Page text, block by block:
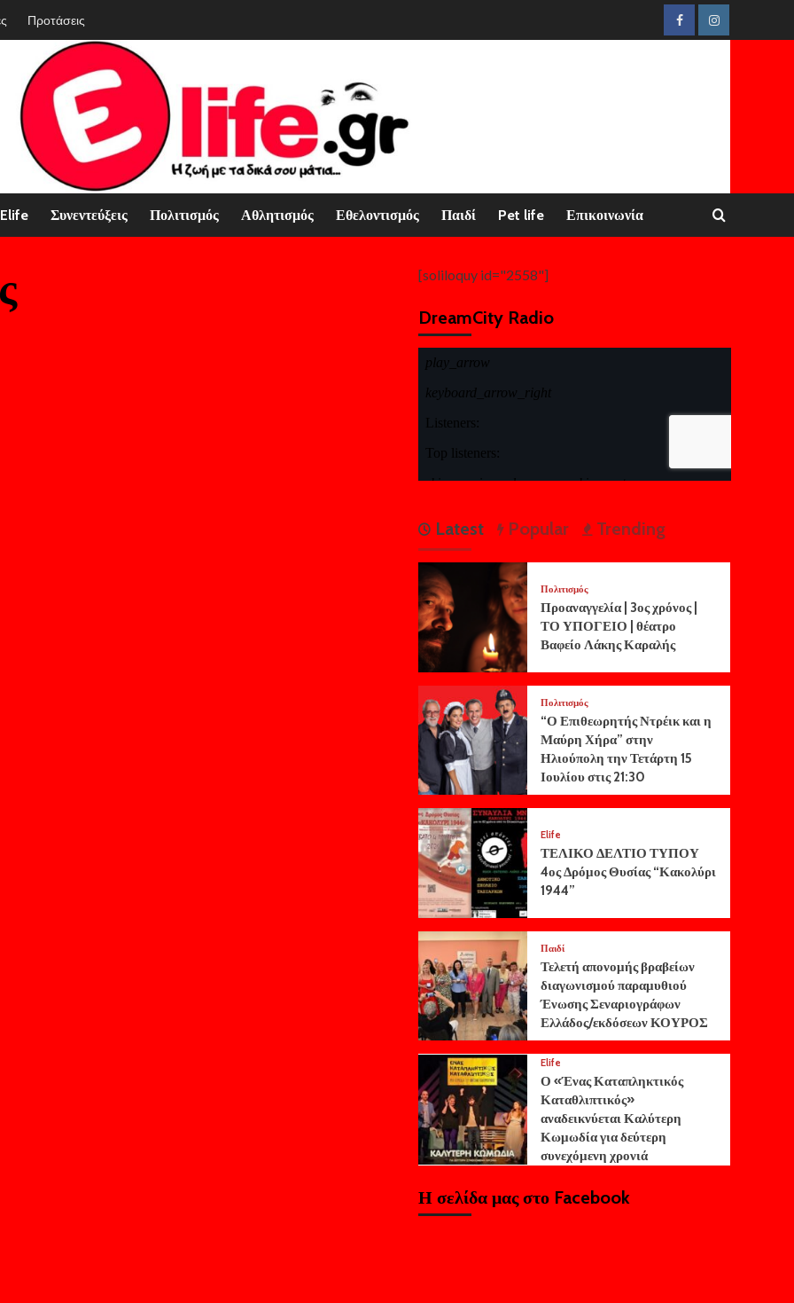
FacebookInstagram
Προτάσεις
Elife Συνεντεύξεις Πολιτισμός Αθλητισμός Εθελοντισμός Παιδί Pet life Επικοινωνία
[soliloquy id="2558"]
DreamCity Radio
Latest Popular Trending
Πολιτισμός
Προαναγγελία | 3ος χρόνος |
ΤΟ ΥΠΟΓΕΙΟ | θέατρο
Βαφείο Λάκης Καραλής
Πολιτισμός
“Ο Επιθεωρητής Ντρέικ και η
Μαύρη Χήρα” στην
Ηλιούπολη την Τετάρτη 15
Ιουλίου στις 21:30
Elife
ΤΕΛΙΚΟ ΔΕΛΤΙΟ ΤΥΠΟΥ
4ος Δρόμος Θυσίας “Κακολύρι
1944”
Παιδί
Τελετή απονομής βραβείων
διαγωνισμού παραμυθιού
Ένωσης Σεναριογράφων
Ελλάδος/εκδόσεων ΚΟΥΡΟΣ
Elife
Ο «Ένας Καταπληκτικός
Καταθλιπτικός»
αναδεικνύεται Καλύτερη
Κωμωδία για δεύτερη
συνεχόμενη χρονιά
Η σελίδα μας στο Facebook